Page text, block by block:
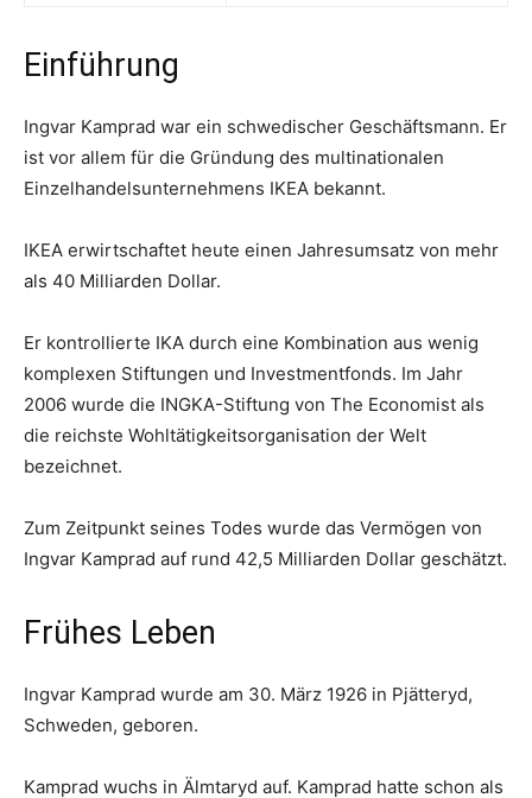
Einführung
Ingvar Kamprad war ein schwedischer Geschäftsmann. Er
ist vor allem für die Gründung des multinationalen
Einzelhandelsunternehmens IKEA bekannt.
IKEA erwirtschaftet heute einen Jahresumsatz von mehr
als 40 Milliarden Dollar.
Er kontrollierte IKA durch eine Kombination aus wenig
komplexen Stiftungen und Investmentfonds. Im Jahr
2006 wurde die INGKA-Stiftung von The Economist als
die reichste Wohltätigkeitsorganisation der Welt
bezeichnet.
Zum Zeitpunkt seines Todes wurde das Vermögen von
Ingvar Kamprad auf rund 42,5 Milliarden Dollar geschätzt.
Frühes Leben
Ingvar Kamprad wurde am 30. März 1926 in Pjätteryd,
Schweden, geboren.
Kamprad wuchs in Älmtaryd auf. Kamprad hatte schon als